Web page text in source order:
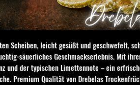
Scheiben, leicht gesüßt und geschwefelt,
säuerliches Geschmackserlebnis. Mit
und der typischen Limettennote – ein
Premium Qualität von Drebelas